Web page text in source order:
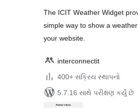
The ICIT Weather Widget
simple way to show a
your website.
interconnectit
400+ સક્રિય સ્થાપનો
5.7.16 સાથે પરીક્ષણ કર્યું છે